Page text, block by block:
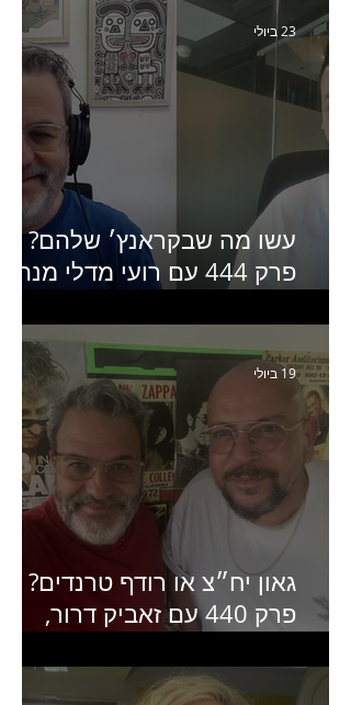
עשו מה שבקראנץ׳ שלהם?
פרק 444 עם רועי מדלי מנהל
האחרון של קראנץ׳
23 ביולי
גאון יח״צ או רודף טרנדים?
פרק 440 עם זאביק דרור,
ותקשורת
19 ביולי